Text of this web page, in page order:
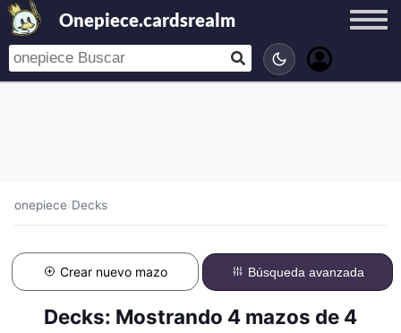
Onepiece.cardsrealm
onepiece/Decks
Crear nuevo mazo Búsqueda avanzada
Decks: Mostrando 4 mazos de 4